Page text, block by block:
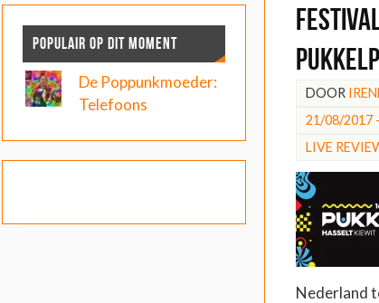
DOOR
21/08/2017
LIVE
Nederland
POPULAIR OP DIT MOMENT
De Poppunkmoeder:
Telefoons